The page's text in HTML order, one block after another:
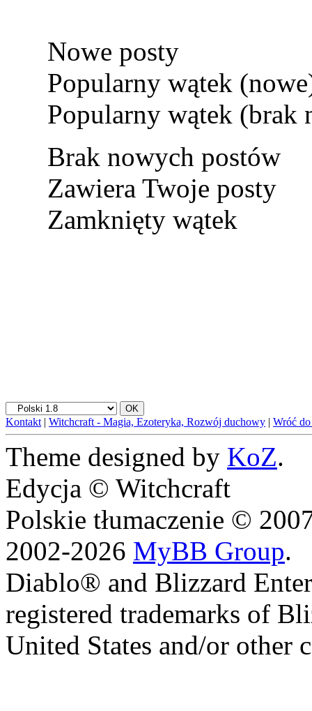
Nowe posty
Popularny wątek
Popularny wątek (brak
Brak nowych postów
Zawiera Twoje posty
Zamknięty wątek
Kontakt | Witchcraft - Magia, Ezoteryka, Rozwój duchowy | Wróć
Theme designed by KoZ.
Edycja © Witchcraft
Polskie tłumaczenie ©
2002-2026 MyBB Group.
Diablo® and Blizzard
registered trademarks of
United States and/or other